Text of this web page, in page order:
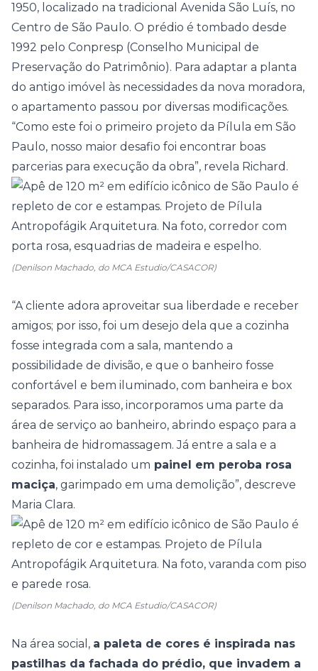
1950, localizado na tradicional Avenida São Luís, no
Centro de São Paulo. O prédio é tombado desde
1992 pelo Conpresp (Conselho Municipal de
Preservação do Patrimônio). Para adaptar a planta
do antigo imóvel às necessidades da nova moradora,
o apartamento passou por diversas modificações.
“Como este foi o primeiro projeto da Pílula em São
Paulo, nosso maior desafio foi encontrar boas
parcerias para execução da obra”, revela Richard.
(Denilson Machado, do MCA Estudio/CASACOR)
“A cliente adora aproveitar sua liberdade e receber
amigos; por isso, foi um desejo dela que a cozinha
fosse integrada com a sala, mantendo a
possibilidade de divisão, e que o banheiro fosse
confortável e bem iluminado, com banheira e box
separados. Para isso, incorporamos uma parte da
área de serviço ao banheiro, abrindo espaço para a
banheira de hidromassagem. Já entre a sala e a
cozinha, foi instalado um painel em peroba rosa
maciça, garimpado em uma demolição”, descreve
Maria Clara.
(Denilson Machado, do MCA Estudio/CASACOR)
Na área social, a paleta de cores é inspirada nas
pastilhas da fachada do prédio, que invadem a